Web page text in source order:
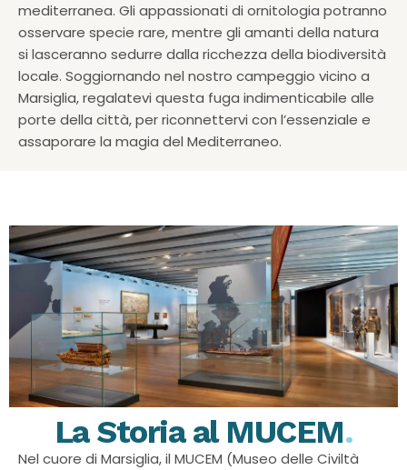
mediterranea. Gli appassionati di ornitologia potranno
osservare specie rare, mentre gli amanti della natura
si lasceranno sedurre dalla ricchezza della biodiversità
locale. Soggiornando nel nostro campeggio vicino a
Marsiglia, regalatevi questa fuga indimenticabile alle
porte della città, per riconnettervi con l’essenziale e
assaporare la magia del Mediterraneo.
La Storia al MUCEM.
Nel cuore di Marsiglia, il MUCEM (Museo delle Civiltà